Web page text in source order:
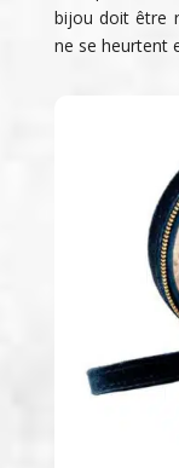
bijou doit être
ne se heurtent